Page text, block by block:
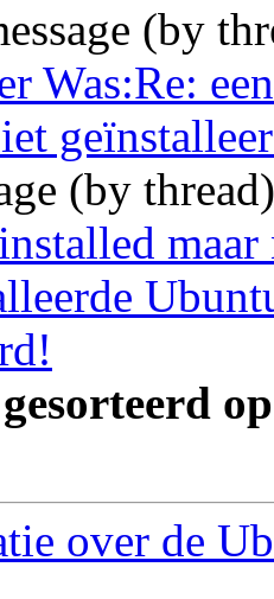
(by
Was:Re:
(by
over de